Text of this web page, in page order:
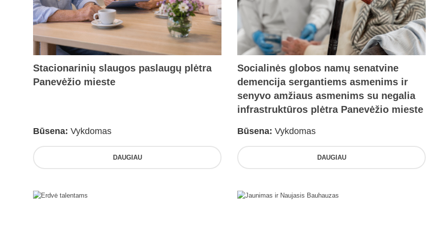
Stacionarinių slaugos paslaugų plėtra
Panevėžio mieste
Būsena: Vykdomas
DAUGIAU
Socialinės globos namų senatvine
demencija sergantiems asmenims ir
senyvo amžiaus asmenims su negalia
infrastruktūros plėtra Panevėžio mieste
Būsena: Vykdomas
DAUGIAU